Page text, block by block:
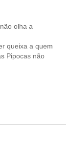
olha a
queixa a quem
Pipocas não